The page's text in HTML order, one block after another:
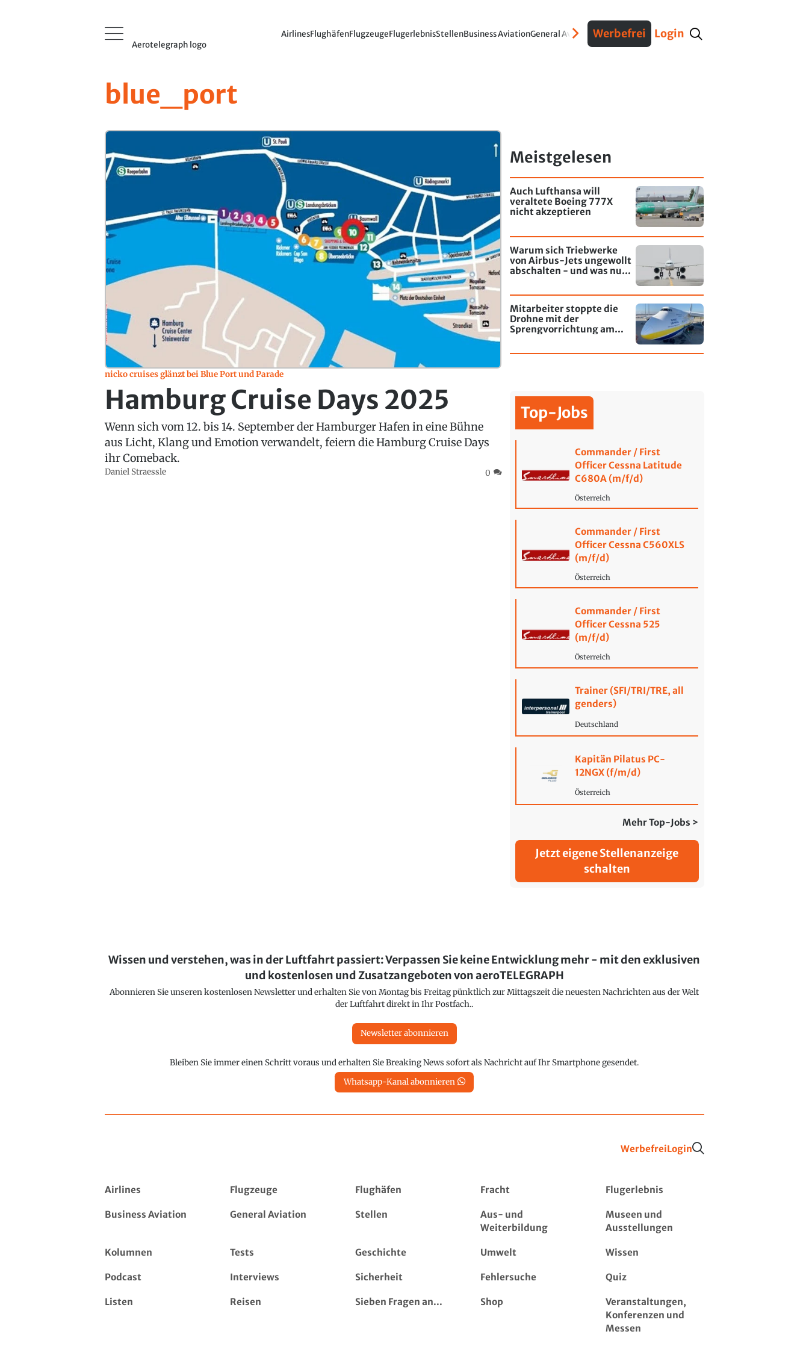
Aerotelegraph logo
AirlinesFlughäfenFlugzeugeFlugerlebnisStellenBusiness AviationGeneral AviationVerteidigungInterviews Fracht
Werbefrei Login
blue_port
nicko cruises glänzt bei Blue Port und Parade
Hamburg Cruise Days 2025
Wenn sich vom 12. bis 14. September der Hamburger Hafen in eine Bühne
aus Licht, Klang und Emotion verwandelt, feiern die Hamburg Cruise Days
ihr Comeback.
Daniel Straessle 0
Meistgelesen
Auch Lufthansa will
veraltete Boeing 777X
nicht akzeptieren
Warum sich Triebwerke
von Airbus-Jets ungewollt
abschalten - und was nun
Mitarbeiter stoppte die
Drohne mit der
Sprengvorrichtung am
Top-Jobs
Commander / First
Officer Cessna Latitude
C680A (m/f/d)
Österreich
Commander / First
Officer Cessna C560XLS
(m/f/d)
Österreich
Commander / First
Officer Cessna 525
(m/f/d)
Österreich
Trainer (SFI/TRI/TRE, all
genders)
Deutschland
Kapitän Pilatus PC-
12NGX (f/m/d)
Österreich
Mehr Top-Jobs >
Jetzt eigene Stellenanzeige
schalten
Wissen und verstehen, was in der Luftfahrt passiert: Verpassen Sie keine Entwicklung mehr - mit den exklusiven
und kostenlosen und Zusatzangeboten von aeroTELEGRAPH
Abonnieren Sie unseren kostenlosen Newsletter und erhalten Sie von Montag bis Freitag pünktlich zur Mittagszeit die neuesten Nachrichten aus der Welt
der Luftfahrt direkt in Ihr Postfach..
Newsletter abonnieren
Bleiben Sie immer einen Schritt voraus und erhalten Sie Breaking News sofort als Nachricht auf Ihr Smartphone gesendet.
Whatsapp-Kanal abonnieren
WerbefreiLogin
Airlines Flugzeuge Flughäfen Fracht Flugerlebnis
Business Aviation General Aviation Stellen
Aus- und
Weiterbildung
Museen und
Ausstellungen
Kolumnen Tests Geschichte Umwelt Wissen
Podcast Interviews Sicherheit Fehlersuche Quiz
Listen Reisen Sieben Fragen an... Shop
Veranstaltungen,
Konferenzen und
Messen